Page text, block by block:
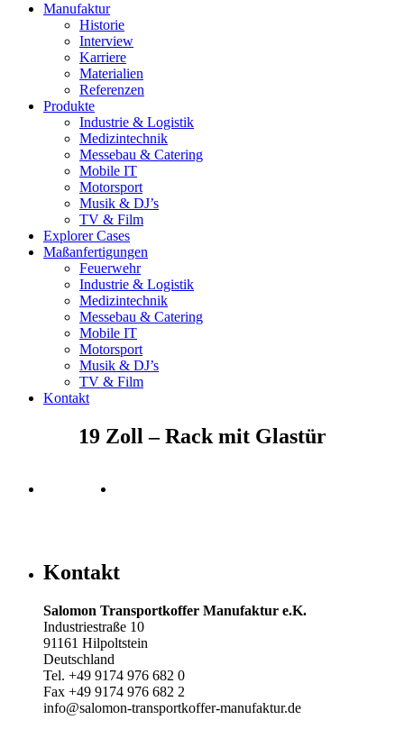
Manufaktur
Historie
Interview
Karriere
Materialien
Referenzen
Produkte
Industrie & Logistik
Medizintechnik
Messebau & Catering
Mobile IT
Motorsport
Musik & DJ’s
TV & Film
Explorer Cases
Maßanfertigungen
Feuerwehr
Industrie & Logistik
Medizintechnik
Messebau & Catering
Mobile IT
Motorsport
Musik & DJ’s
TV & Film
Kontakt
19 Zoll – Rack mit Glastür
Kontakt
Salomon Transportkoffer Manufaktur e.K.
Industriestraße 10
91161 Hilpoltstein
Deutschland
Tel. +49 9174 976 682 0
Fax +49 9174 976 682 2
info@salomon-transportkoffer-manufaktur.de